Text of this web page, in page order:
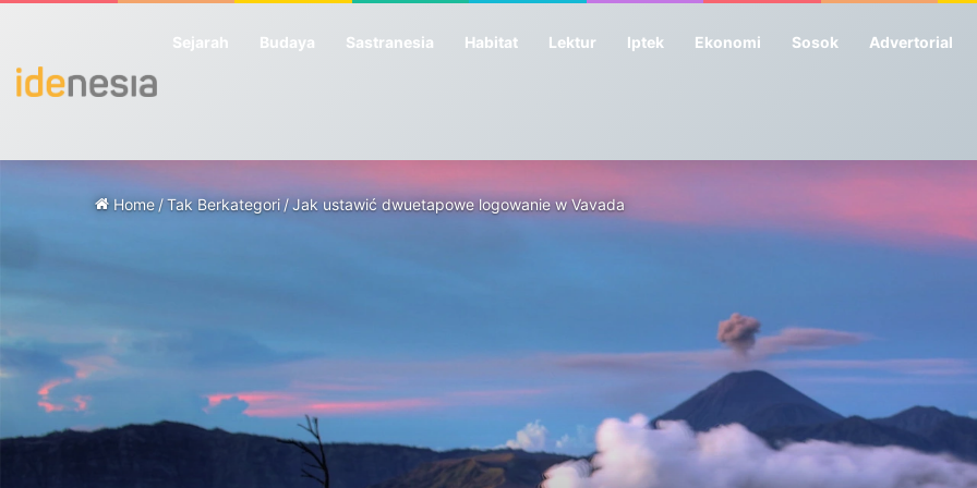
Sejarah Budaya Sastranesia Habitat Lektur Iptek Ekonomi Sosok Advertorial
Home /Tak Berkategori/Jak ustawić dwuetapowe logowanie w Vavada